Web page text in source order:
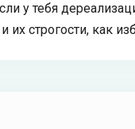
у тебя
их строгости, как